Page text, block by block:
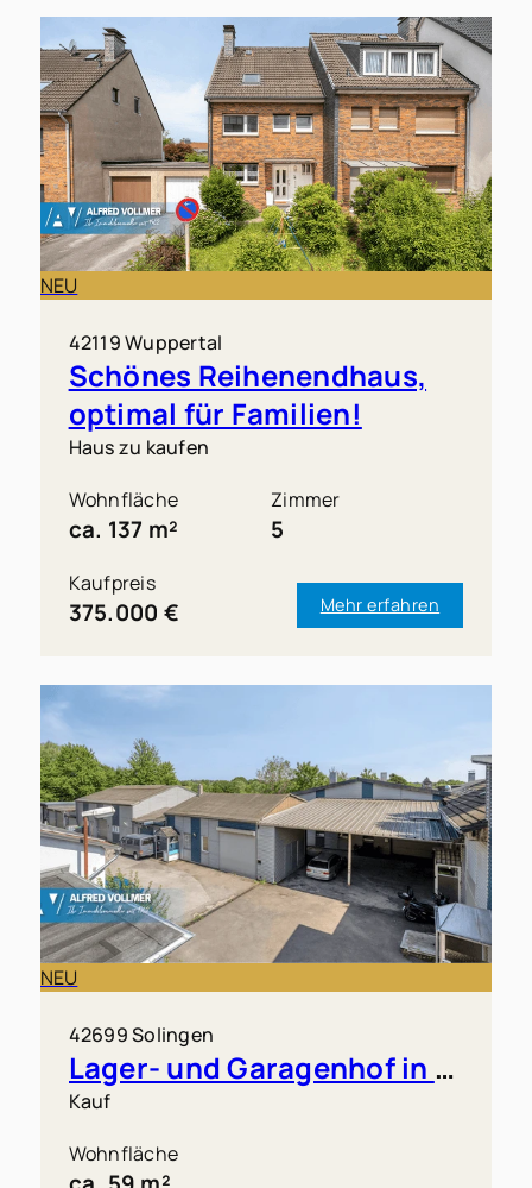
NEU
42119 Wuppertal
Schönes Reihenendhaus,
optimal für Familien!
Haus zu kaufen
Wohnfläche
ca. 137 m²
Zimmer
5
Kaufpreis
375.000 € Mehr erfahren
NEU
42699 Solingen
Lager- und Garagenhof in Solingen-Merscheid zu verkaufen!
Kauf
Wohnfläche